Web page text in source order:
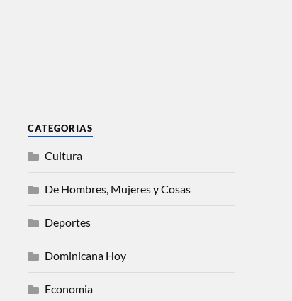
CATEGORIAS
Cultura
De Hombres, Mujeres y Cosas
Deportes
Dominicana Hoy
Economia